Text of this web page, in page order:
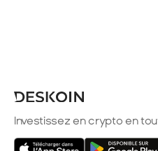
Investissez en crypto en